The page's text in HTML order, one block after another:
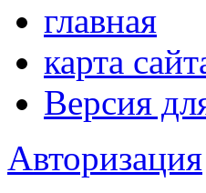
главная
карта
Версия
Авторизация